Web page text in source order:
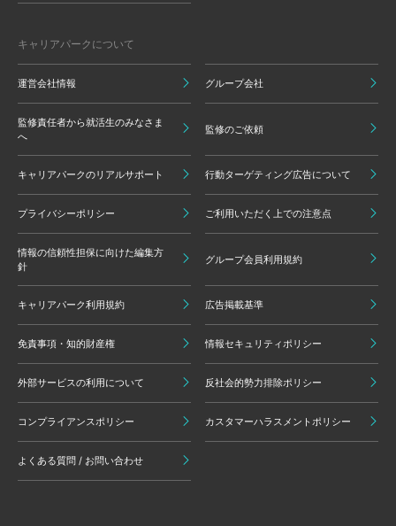
キャリアパークについて
運営会社情報 グループ会社
監修責任者から就活生のみなさま
へ
監修のご依頼
キャリアパークのリアルサポート 行動ターゲティング広告について
プライバシーポリシー ご利用いただく上での注意点
情報の信頼性担保に向けた編集方
針
グループ会員利用規約
キャリアパーク利用規約 広告掲載基準
免責事項・知的財産権 情報セキュリティポリシー
外部サービスの利用について 反社会的勢力排除ポリシー
コンプライアンスポリシー カスタマーハラスメントポリシー
よくある質問 / お問い合わせ